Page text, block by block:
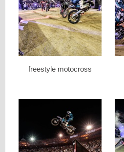
freestyle motocross